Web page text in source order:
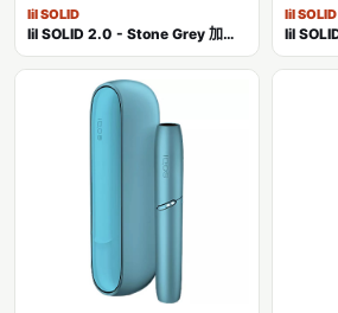
lil SOLID
lil SOLID 2.0 - Stone Grey 加热不燃烧主机
lil SOLID